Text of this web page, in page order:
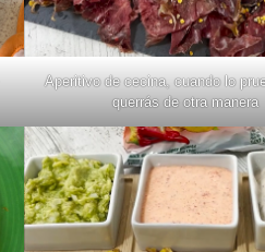
Aperitivo de cecina, cuando lo
querrás de otra manera